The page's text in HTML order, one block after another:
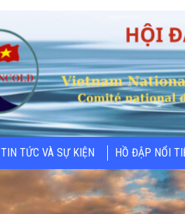
TIN TỨC VÀ SỰ KIỆN HỒ ĐẬP NỔI